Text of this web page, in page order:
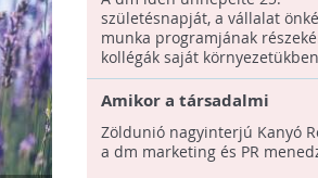
címet
születésnapját, a vállalat
munka programjának
kollégák saját
Amikor a társadalmi
felelősségvállalás a
stratégia szerves részét
nagyinterjú a dm
Zöldunió nagyinterjú Kanyó
a dm marketing és PR